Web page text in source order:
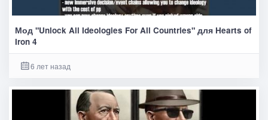
Мод "Unlock All Ideologies For All Countries" для Hearts of
Iron 4
6 лет назад